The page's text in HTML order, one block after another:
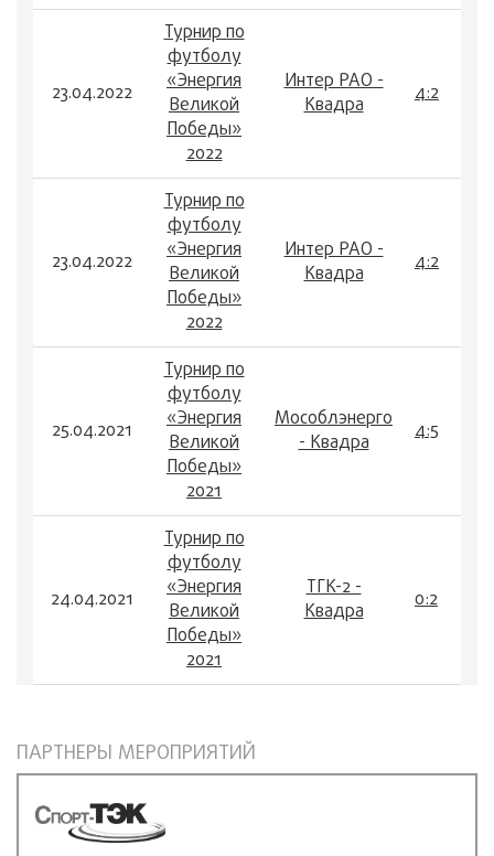
23.04.2022
Турнир по
футболу
«Энергия
Великой
Победы»
2022
Интер РАО -
Квадра
4:2
23.04.2022
Турнир по
футболу
«Энергия
Великой
Победы»
2022
Интер РАО -
Квадра
4:2
25.04.2021
Турнир по
футболу
«Энергия
Великой
Победы»
2021
Мособлэнерго
- Квадра
4:5
24.04.2021
Турнир по
футболу
«Энергия
Великой
Победы»
2021
ТГК-2 -
Квадра
0:2
ПАРТНЕРЫ МЕРОПРИЯТИЙ